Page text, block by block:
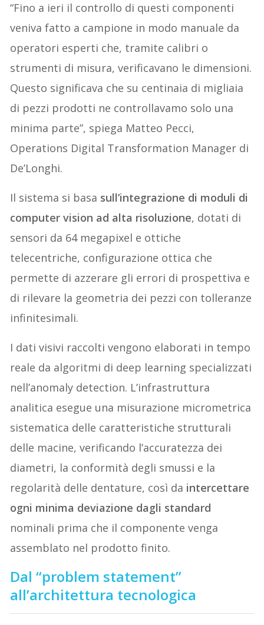
“Fino a ieri il controllo di questi componenti
veniva fatto a campione in modo manuale da
operatori esperti che, tramite calibri o
strumenti di misura, verificavano le dimensioni.
Questo significava che su centinaia di migliaia
di pezzi prodotti ne controllavamo solo una
minima parte”, spiega Matteo Pecci,
Operations Digital Transformation Manager di
De’Longhi.
Il sistema si basa sull’integrazione di moduli di
computer vision ad alta risoluzione, dotati di
sensori da 64 megapixel e ottiche
telecentriche, configurazione ottica che
permette di azzerare gli errori di prospettiva e
di rilevare la geometria dei pezzi con tolleranze
infinitesimali.
I dati visivi raccolti vengono elaborati in tempo
reale da algoritmi di deep learning specializzati
nell’anomaly detection. L’infrastruttura
analitica esegue una misurazione micrometrica
sistematica delle caratteristiche strutturali
delle macine, verificando l’accuratezza dei
diametri, la conformità degli smussi e la
regolarità delle dentature, così da intercettare
ogni minima deviazione dagli standard
nominali prima che il componente venga
assemblato nel prodotto finito.
Dal “problem statement”
all’architettura tecnologica